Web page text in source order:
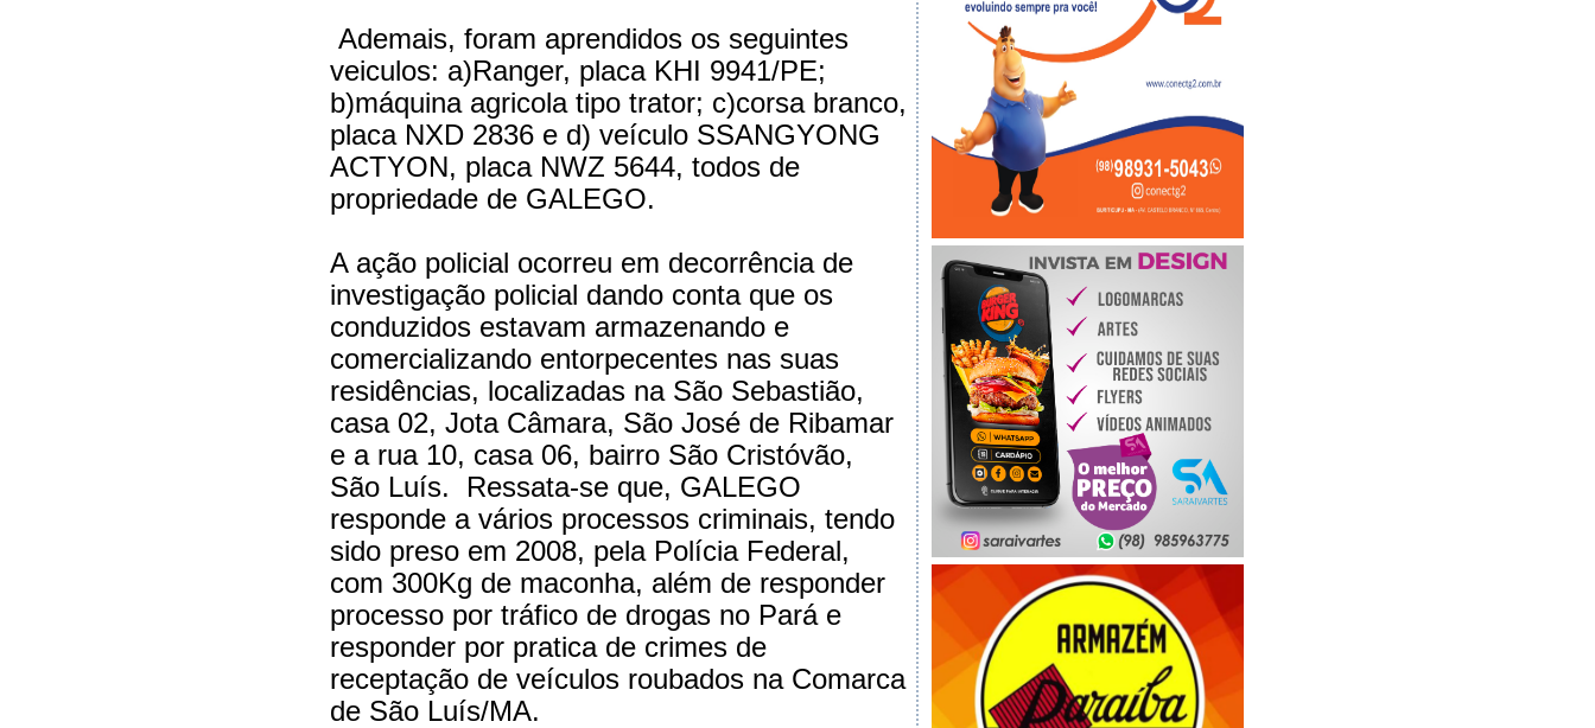
Ademais, foram aprendidos os seguintes
veiculos: a)Ranger, placa KHI 9941/PE;
b)máquina agricola tipo trator; c)corsa branco,
placa NXD 2836 e d) veículo SSANGYONG
ACTYON, placa NWZ 5644, todos de
propriedade de GALEGO.
A ação policial ocorreu em decorrência de
investigação policial dando conta que os
conduzidos estavam armazenando e
comercializando entorpecentes nas suas
residências, localizadas na São Sebastião,
casa 02, Jota Câmara, São José de Ribamar
e a rua 10, casa 06, bairro São Cristóvão,
São Luís. Ressata-se que, GALEGO
responde a vários processos criminais, tendo
sido preso em 2008, pela Polícia Federal,
com 300Kg de maconha, além de responder
processo por tráfico de drogas no Pará e
responder por pratica de crimes de
receptação de veículos roubados na Comarca
de São Luís/MA.